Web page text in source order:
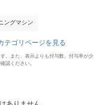
ングマシン
テゴリページを見る
。また、表示よりも付与数、付与率が少
認ください。